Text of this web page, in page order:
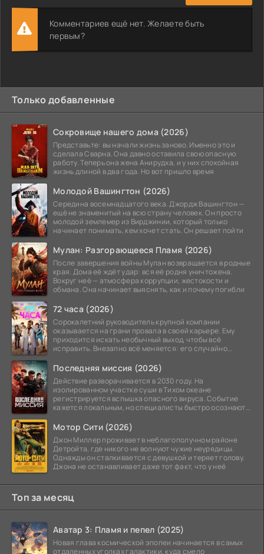
Комментариев ещё нет. Желаете быть
первым?
Только добавленные
Сокровище нашего дома (2026)
Представьте: вы начали жизнь заново. Именно это и
сделала Сварна. Она давно оставила свою опасную
работу. Теперь она жена Анирудха, и у них спокойная
жизнь длиной в два года. Но вот пришло время
Молодой Вашингтон (2026)
Середина восемнадцатого века. Джордж Вашингтон —
ещё не знаменитый на всю страну человек. Он просто
молодой землемер из Вирджинии, который только
начинает понимать, кем хочет стать. Он решает пойти
Мулан: Разгорающееся Пламя (2026)
После завершения войны Мулан возвращается в родные
края. Дома её ждёт удар: вся её родня уничтожена.
Вокруг неё — атмосфера коррупции, жестокости и
обмана. Она начинает выяснять, как и почему погибли
72 часа (2026)
Сорокалетний руководитель крупной компании
оказывается на грани провала в своей карьере. Ему
приходится искать необычный выход, чтобы всё
исправить. Внезапно всё меняется: его случайно
Последняя миссия (2026)
Действие разворачивается в 2030 году. На
изолированном участке суши в Тихом океане
регистрируется вспышка опасного вируса. Событие
кажется локальным, но специалисты быстро осознают:
Мотор Сити (2026)
Джон Миллер проживает в неблагополучном районе
Детройта, где никого не волнуют чужие неурядицы.
Однажды он сталкивается с девушкой и теряет голову.
Джона не останавливает даже тот факт, что у неё
Топ за месяц
Аватар 3: Пламя и пепел (2025)
Новая глава космической эпопеи начинается в самых
отдаленных уголках галактики, куда смело